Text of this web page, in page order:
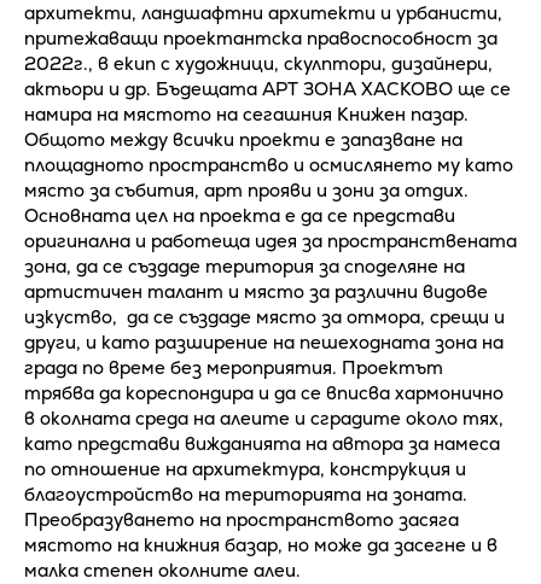
архитекти, ландшафтни архитекти и урбанисти,
притежаващи проектантска правоспособност за
2022г., в екип с художници, скулптори, дизайнери,
актьори и др. Бъдещата АРТ ЗОНА ХАСКОВО ще се
намира на мястото на сегашния Книжен пазар.
Общото между всички проекти е запазване на
площадното пространство и осмислянето му като
място за събития, арт прояви и зони за отдих.
Основната цел на проекта е да се представи
оригинална и работеща идея за пространствената
зона, да се създаде територия за споделяне на
артистичен талант и място за различни видове
изкуство, да се създаде място за отмора, срещи и
други, и като разширение на пешеходната зона на
града по време без мероприятия. Проектът
трябва да кореспондира и да се вписва хармонично
в околната среда на алеите и сградите около тях,
като представи вижданията на автора за намеса
по отношение на архитектура, конструкция и
благоустройство на територията на зоната.
Преобразуването на пространството засяга
мястото на книжния базар, но може да засегне и в
малка степен околните алеи.